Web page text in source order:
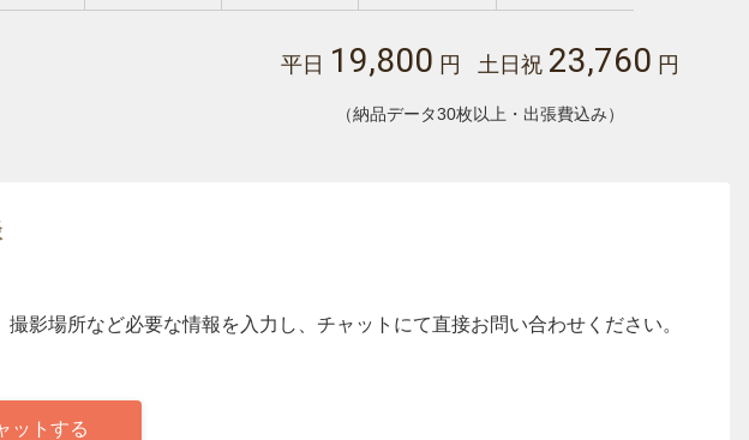
平日 19,800 円 土日祝 23,760 円
（納品データ30枚以上・出張費込み）
影場所など必要な情報を入力し、チャットにて直接お問い合わせください。
ットする